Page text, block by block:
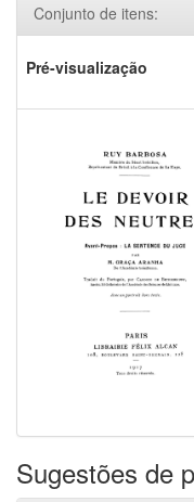
Conjunto de itens:
Pré-visualização
Sugestões de